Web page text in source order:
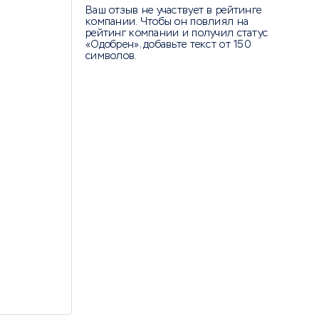
Ваш отзыв не участвует в рейтинге
компании. Чтобы он повлиял на
рейтинг компании и получил статус
«Одобрен», добавьте текст от 150
символов.